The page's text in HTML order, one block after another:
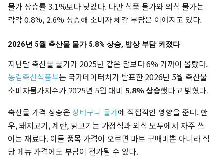
물가 상승률 3.1%보다 낮았다. 다만 식품 물가와 외식 물가는
각각 0.8%, 2.6% 상승해 소비자 체감 부담은 이어지고 있다.
2026년 5월 축산물 물가 5.8% 상승, 밥상 부담 커졌다
지난달 축산물 물가가 2025년 같은 달보다 6% 가까이 올랐다.
농림축산식품부는 국가데이터처가 발표한 2026년 5월 축산물
소비자물가지수가 2025년 5월 대비 5.8% 상승했다고 밝혔다.
축산물 가격 상승은 장바구니 물가에 직접적인 영향을 준다. 한
우, 돼지고기, 계란, 닭고기는 가정식과 외식 모두에서 자주 쓰
이는 재료다. 이들 품목 가격이 오르면 마트 구매비뿐 아니라 식
당 메뉴 가격에도 부담이 전가될 수 있다.